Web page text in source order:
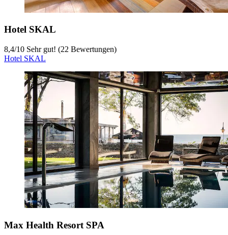
Hotel SKAL
8,4/10 Sehr gut! (22 Bewertungen)
Hotel SKAL
Max Health Resort SPA